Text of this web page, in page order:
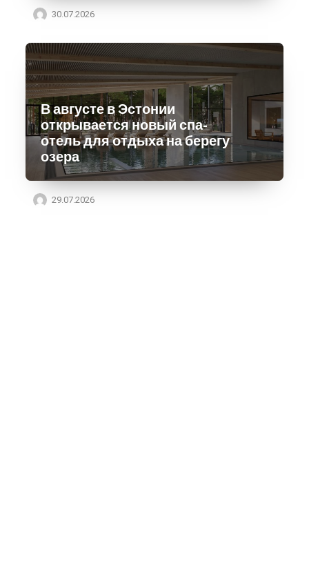
30.07.2026
В августе в Эстонии
открывается новый спа-
отель для отдыха на берегу
озера
29.07.2026